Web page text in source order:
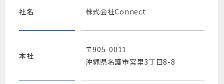
社名 株式会社Connect
本社
〒905-0011
沖縄県名護市宮里3丁目8-8